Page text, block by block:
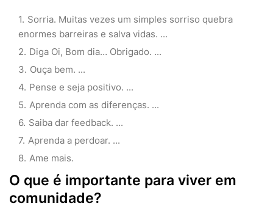
Sorria. Muitas vezes um simples sorriso quebra
enormes barreiras e salva vidas. ...
Diga Oi, Bom dia… Obrigado. ...
Ouça bem. ...
Pense e seja positivo. ...
Aprenda com as diferenças. ...
Saiba dar feedback. ...
Aprenda a perdoar. ...
Ame mais.
O que é importante para viver em
comunidade?